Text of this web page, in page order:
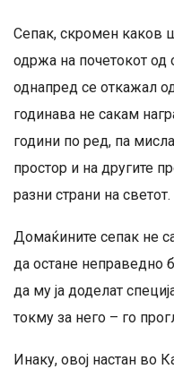
Сепак, скромен каков
одржа на почетокот од
однапред се откажал
годинава не сакам
години по ред, па
простор и на другите
разни страни на светот.
Домаќините сепак не
да остане неправедно
да му ја доделат
токму за него – го
Инаку, овој настан во